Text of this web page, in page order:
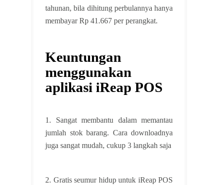
tahunan, bila dihitung perbulannya hanya
membayar Rp 41.667 per perangkat.
Keuntungan
menggunakan
aplikasi iReap POS
1. Sangat membantu dalam memantau
jumlah stok barang. Cara downloadnya
juga sangat mudah, cukup 3 langkah saja
2. Gratis seumur hidup untuk iReap POS